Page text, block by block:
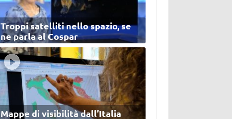
Troppi satelliti nello spazio, se
ne parla al Cospar
Mappe di visibilità dall’Italia